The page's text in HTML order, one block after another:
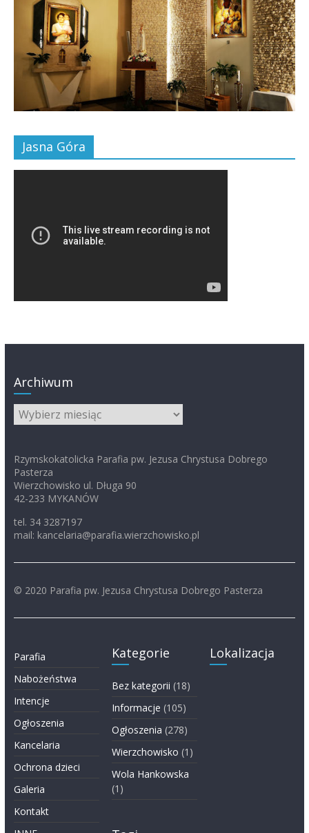
Jasna Góra
Archiwum
Archiwum
Rzymskokatolicka Parafia pw. Jezusa Chrystusa Dobrego
Pasterza
Wierzchowisko ul. Długa 90
42-233 MYKANÓW
tel. 34 3287197
mail: kancelaria@parafia.wierzchowisko.pl
© 2020 Parafia pw. Jezusa Chrystusa Dobrego Pasterza
Parafia
Nabożeństwa
Intencje
Ogłoszenia
Kancelaria
Ochrona dzieci
Galeria
Kontakt
Kategorie
Bez kategorii (18)
Informacje (105)
Ogłoszenia (278)
Wierzchowisko (1)
Wola Hankowska
(1)
Lokalizacja